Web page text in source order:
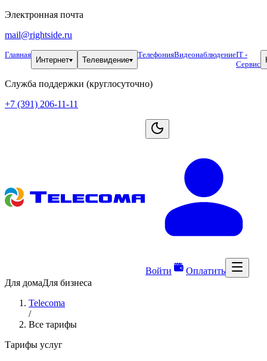
Электронная почта
mail@rightside.ru
Главная
Интернет Телевидение
ТелефонияВидеонаблюдениеIT -
Сервис
Служба поддержки (круглосуточно)
+7 (391) 206-11-11
Войти
Оплатить
Для домаДля бизнеса
Telecoma
/
Все тарифы
Тарифы услуг